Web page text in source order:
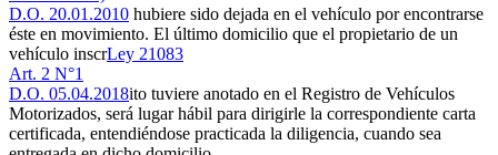
D.O. 20.01.2010 hubiere sido dejada en el vehículo por encontrarse
éste en movimiento. El último domicilio que el propietario de un
vehículo inscrLey 21083
Art. 2 N°1
D.O. 05.04.2018ito tuviere anotado en el Registro de Vehículos
Motorizados, será lugar hábil para dirigirle la correspondiente carta
certificada, entendiéndose practicada la diligencia, cuando sea